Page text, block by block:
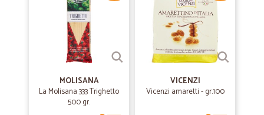
MOLISANA
La Molisana 333 Trighetto
500 gr.
VICENZI
Vicenzi amaretti - gr.100